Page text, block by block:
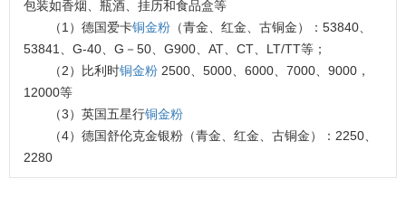
包装如香烟、瓶酒、挂历和食品盒等
（1）德国爱卡铜金粉 （青金、红金、古铜金）：53840、
53841、G-40、G－50、G900、AT、CT、LT/TT等；
（2）比利时铜金粉 2500、5000、6000、7000、9000，
12000等
（3）英国五星行铜金粉
（4）德国舒伦克金银粉（青金、红金、古铜金）：2250、
2280